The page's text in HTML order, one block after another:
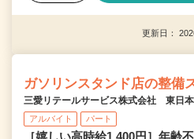
更新日：
ガソリンスタンド店の整備
三愛リテールサービス株式会社 東日
アルバイト パート
［嬉しい高時給1,400円］年齢